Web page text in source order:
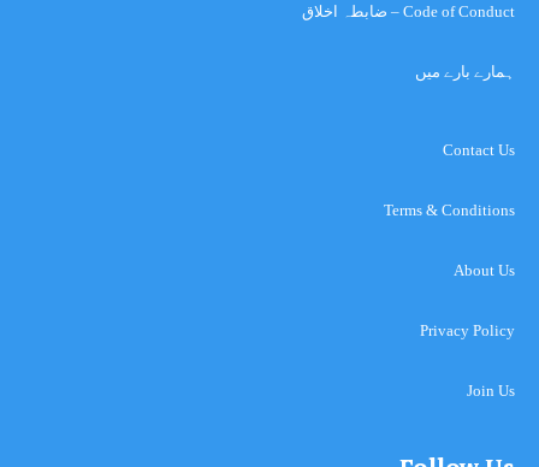
Code of Conduct – ضابطہ اخلاق
ہمارے بارے میں
Contact Us
Terms & Conditions
About Us
Privacy Policy
Join Us